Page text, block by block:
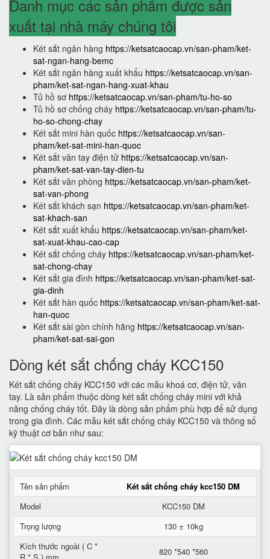
Danh mục các sản phẩm được sản
xuất tại nhà máy chúng tôi
Két sắt ngân hàng https://ketsatcaocap.vn/san-pham/ket-
sat-ngan-hang-bemc
Két sắt ngân hàng xuất khẩu https://ketsatcaocap.vn/san-
pham/ket-sat-ngan-hang-xuat-khau
Tủ hồ sơ https://ketsatcaocap.vn/san-pham/tu-ho-so
Tủ hồ sơ chống cháy https://ketsatcaocap.vn/san-pham/tu-
ho-so-chong-chay
Két sắt mini hàn quốc https://ketsatcaocap.vn/san-
pham/ket-sat-mini-han-quoc
Két sắt vân tay điện tử https://ketsatcaocap.vn/san-
pham/ket-sat-van-tay-dien-tu
Két sắt văn phòng https://ketsatcaocap.vn/san-pham/ket-
sat-van-phong
Két sắt khách sạn https://ketsatcaocap.vn/san-pham/ket-
sat-khach-san
Két sắt xuất khẩu https://ketsatcaocap.vn/san-pham/ket-
sat-xuat-khau-cao-cap
Két sắt chống cháy https://ketsatcaocap.vn/san-pham/ket-
sat-chong-chay
Két sắt gia đình https://ketsatcaocap.vn/san-pham/ket-sat-
gia-dinh
Két sắt hàn quốc https://ketsatcaocap.vn/san-pham/ket-sat-
han-quoc
Két sắt sài gòn chính hãng https://ketsatcaocap.vn/san-
pham/ket-sat-sai-gon
Dòng két sắt chống cháy KCC150
Két sắt chống cháy KCC150 với các mẫu khoá cơ, điện tử, vân
tay. Là sản phẩm thuộc dòng két sắt chống cháy mini với khả
năng chống cháy tốt. Đây là dòng sản phẩm phù hợp để sử dụng
trong gia đình. Các mẫu két sắt chống cháy KCC150 và thông số
kỹ thuật cơ bản như sau:
Tên sản phẩm
Két sắt chống cháy kcc150 DM
Model
KCC150 DM
Trọng lượng
130 ± 10kg
Kích thước ngoài ( C *
820 *540 *560